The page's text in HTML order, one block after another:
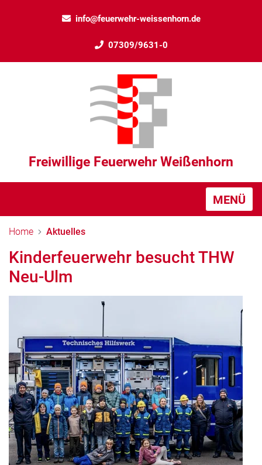
info@feuerwehr-weissenhorn.de
07309/9631-0
Freiwillige Feuerwehr Weißenhorn
MENÜ
Home Aktuelles
Kinderfeuerwehr besucht THW
Neu-Ulm